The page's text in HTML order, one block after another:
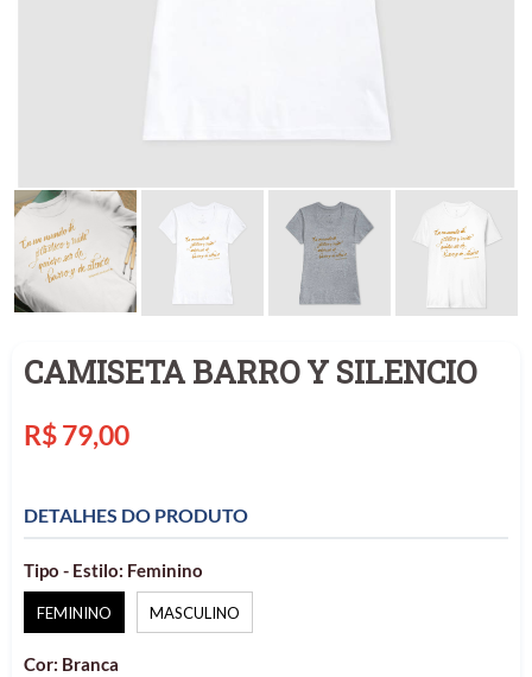
CAMISETA BARRO Y SILENCIO
Preço
R$ 79,00
DETALHES DO PRODUTO
Tipo - Estilo: Feminino
FEMININO MASCULINO
Cor: Branca